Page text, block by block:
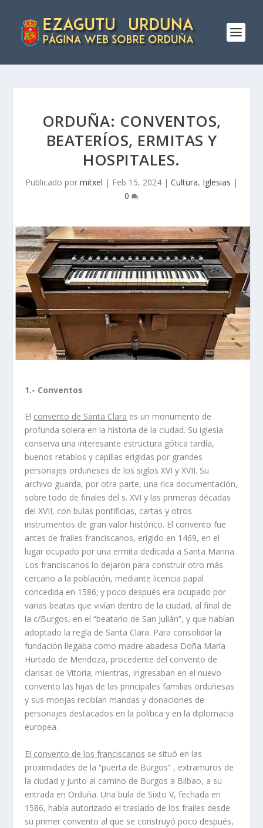
ORDUÑA: CONVENTOS,
BEATERÍOS, ERMITAS Y
HOSPITALES.
Publicado por mitxel | Feb 15, 2024 | Cultura, Iglesias |
0
1.- Conventos
El convento de Santa Clara es un monumento de
profunda solera en la historia de la ciudad. Su iglesia
conserva una interesante estructura gótica tardía,
buenos retablos y capillas erigidas por grandes
personajes orduñeses de los siglos XVI y XVII. Su
archivo guarda, por otra parte, una rica documentación,
sobre todo de finales del s. XVI y las primeras décadas
del XVII, con bulas pontificias, cartas y otros
instrumentos de gran valor histórico. El convento fue
antes de frailes franciscanos, erigido en 1469, en el
lugar ocupado por una ermita dedicada a Santa Marina.
Los franciscanos lo dejaron para construir otro más
cercano a la población, mediante licencia papal
concedida en 1586; y poco después era ocupado por
varias beatas que vivían dentro de la ciudad, al final de
la c/Burgos, en el “beatario de San Julián”, y que habían
adoptado la regla de Santa Clara. Para consolidar la
fundación llegaba como madre abadesa Doña María
Hurtado de Mendoza, procedente del convento de
clarisas de Vitoria; mientras, ingresaban en el nuevo
convento las hijas de las principales familias orduñesas
y sus monjas recibían mandas y donaciones de
personajes destacados en la política y en la diplomacia
europea.
El convento de los franciscanos se situó en las
proximidades de la “puerta de Burgos” , extramuros de
la ciudad y junto al camino de Burgos a Bilbao, a su
entrada en Orduña. Una bula de Sixto V, fechada en
1586, había autorizado el traslado de los frailes desde
su primer convento al que se construyó poco después,